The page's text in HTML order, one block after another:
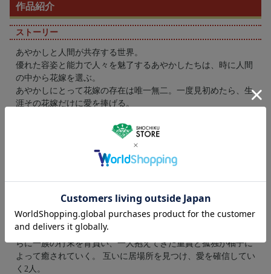
作品紹介
ストーリー
あやかしと人間が共存する世界。
優れた容姿と能力で人々を魅了するあやかしたちは、時に人間
の中から花嫁を選ぶ。
あやかしにとって花嫁の存在は唯一無二。一度見初めたら、生
涯その花嫁だけに愛を捧げる。
とは、最高の名誉と言えた。
妖狐の花嫁である妹と比較され、家族から愛されず虐げられて
きた柚子が出会ったのは、あやかしの頂点に立つ“鬼”だった。
「見つけた、俺の花嫁――」 鬼の一族の次期当主・玲夜に花嫁
突然の事態に戸惑いながらも、徐々に玲夜の不器用だけど優し
いところや誠実な姿に惹かれていき、玲夜もまた、生まれなが
らに一族の行末を背負い、一人抱えてきた重責と孤独が柚子に
よって癒されていく。 互いに居場所を見つけ、愛を確信してい
く2人。